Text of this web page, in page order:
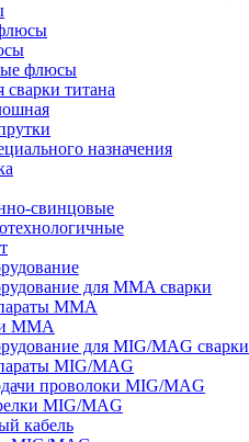
флюсы
титана
назначения
свинцовые
для MMA сварки
MMA
MMA
для MIG/MAG сварки
MIG/MAG
проволоки MIG/MAG
MIG/MAG
кабель